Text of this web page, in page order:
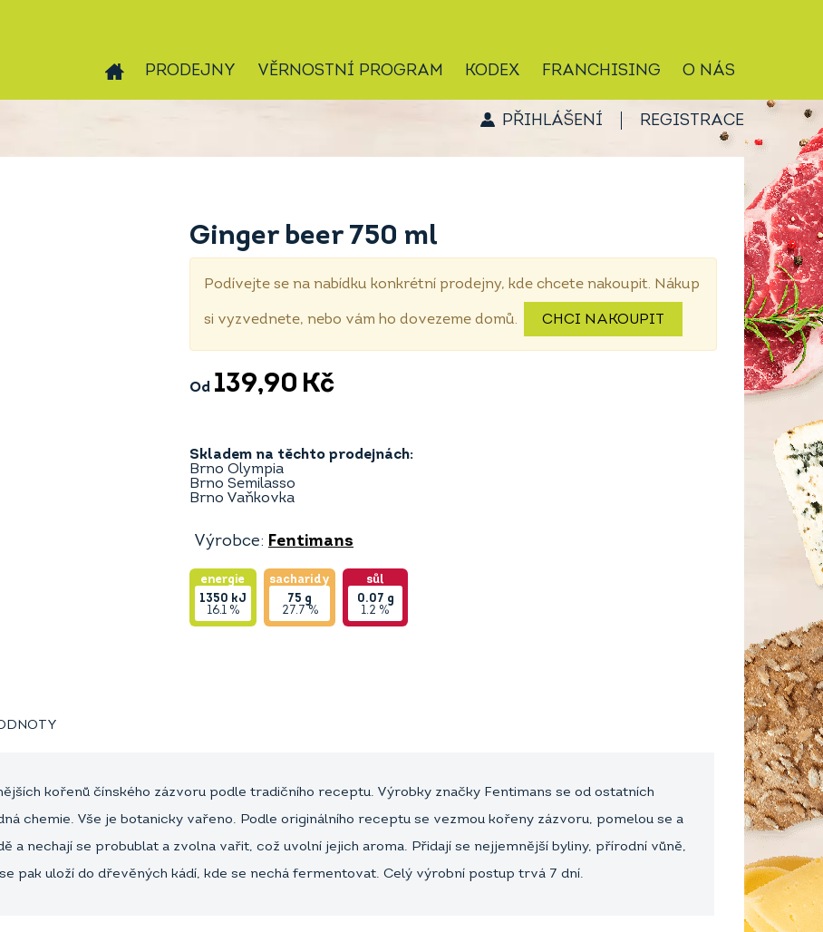
PRODEJNY VĚRNOSTNÍ PROGRAM KODEX FRANCHISING O NÁS
PŘIHLÁŠENÍ REGISTRACE
Ginger beer 750 ml
Podívejte se na nabídku konkrétní prodejny, kde chcete nakoupit. Nákup
si vyzvednete, nebo vám ho dovezeme domů. CHCI NAKOUPIT
Od 139,90 Kč
Skladem na těchto prodejnách:
Brno Olympia
Brno Semilasso
Brno Vaňkovka
Výrobce: Fentimans
energie
1350 kJ
16.1 %
sacharidy
75 g
27.7 %
sůl
0.07 g
1.2 %
kořenů čínského zázvoru podle tradičního receptu. Výrobky značky Fentimans se od ostatních
chemie. Vše je botanicky vařeno. Podle originálního receptu se vezmou kořeny zázvoru, pomelou se a
a nechají se probublat a zvolna vařit, což uvolní jejich aroma. Přidají se nejjemnější byliny, přírodní vůně,
pak uloží do dřevěných kádí, kde se nechá fermentovat. Celý výrobní postup trvá 7 dní.